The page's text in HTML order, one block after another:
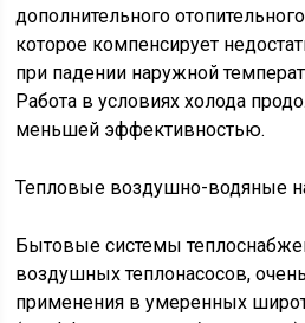
дополнительного
которое компенсирует
при падении наружной
Работа в условиях холода
меньшей эффективностью.
Тепловые воздушно-водяные
Бытовые системы
воздушных теплонасосов,
применения в умеренных